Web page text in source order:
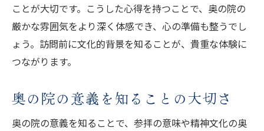
ことが大切です。こうした心得を持つことで、奥の院の
厳かな雰囲気をより深く体感でき、心の準備も整うでし
ょう。訪問前に文化的背景を知ることが、貴重な体験に
つながります。
奥の院の意義を知ることの大切さ
奥の院の意義を知ることで、参拝の意味や精神文化の奥